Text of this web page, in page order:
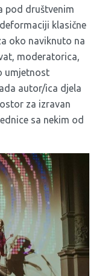
pod društvenim
klasične
oko naviknuto na
moderatorica,
umjetnost
autor/ica djela
za izravan
sa nekim od